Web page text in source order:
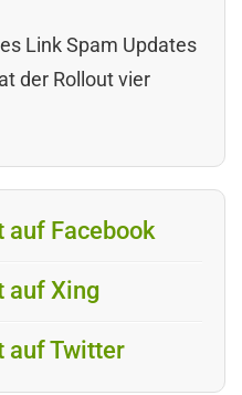
Link Spam Updates
der Rollout vier
auf Facebook
auf Xing
auf Twitter